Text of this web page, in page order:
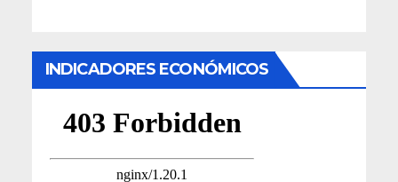
INDICADORES ECONÓMICOS